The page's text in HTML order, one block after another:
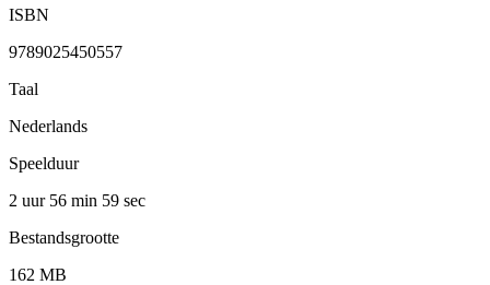
ISBN
9789025450557
Taal
Nederlands
Speelduur
2 uur 56 min 59 sec
Bestandsgrootte
162 MB